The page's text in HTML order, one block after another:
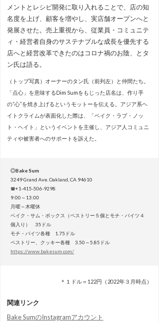
メントとレシピ開発に取り入れることで、店の知
名度を上げ、顧客を増やし、実店舗オープンへと
発展させた。売上重視から、従業員・コミュニテ
ィ・経営者自身のサステナブルな成長を優先する
店へと経営改革できたのはコロナ禍のお陰、とタ
ン氏は語る。
（トップ写真）オーナーのタン氏（前列左）と仲間たち。
「点心」を意味するDim Sumをもじった店名は、作り手
の“心”を焼き上げるというモットーを伝える。アジア系ヘ
イトクライムが表面化した際は、「ベイク・ラブ・ノッ
ト・ヘイト」というイベントを主催し、アジア人コミュニ
ティや被害者へのサポートを訴えた。
◎Bake Sum
3249 Grand Ave. Oakland, CA 94610
☎+1-415-506-9298
9:00～13:00
月曜～木曜休
ベイク・サム・ボックス（ペストリー５個とモチ・バイツ４
個入り） 35ドル
モチ・バイツ各種 1.75ドル
ペストリー、クッキー各種 3.50～5.85ドル
https://www.bakesum.com/
＊１ドル＝122円（2022年３月時点）
関連リンク
Bake SumのInstagramアカウント